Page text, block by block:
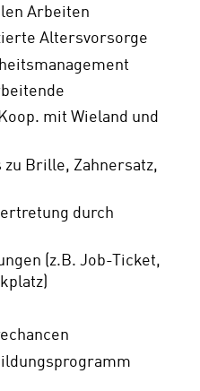
Arbeiten
Altersvorsorge
mit Wieland und
zu Brille, Zahnersatz,
durch
(z.B. Job-Ticket,